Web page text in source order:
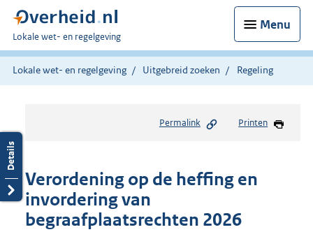
Menu
U
bent
hier:
Lokale wet- en regelgeving
Lokale wet- en regelgeving Uitgebreid zoeken Regeling
Permalink Printen
Verordening op de heffing en
invordering van
begraafplaatsrechten 2026